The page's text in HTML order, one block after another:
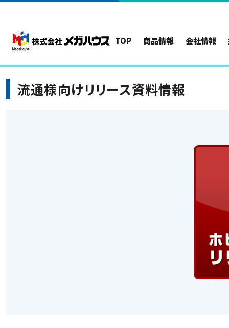
TOP 商品情報 会社情報
流通様向けリリース資料情報